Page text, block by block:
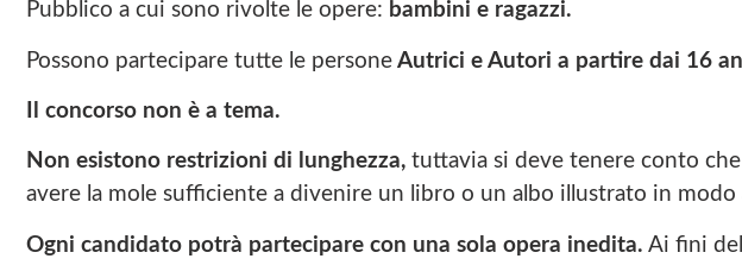
Pubblico a cui sono rivolte le opere: bambini e ragazzi.
Possono partecipare tutte le persone Autrici e Autori a partire dai 16
Il concorso non è a tema.
Non esistono restrizioni di lunghezza, tuttavia si deve tenere conto
avere la mole sufficiente a divenire un libro o un albo illustrato in
Ogni candidato potrà partecipare con una sola opera inedita. Ai fini